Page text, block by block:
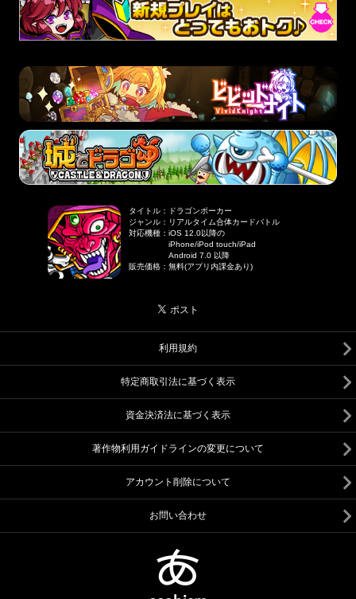
タイトル ：
ドラゴンポーカー
ジャンル ： リアルタイム合体カードバトル
対応機種 ：iOS 12.0以降の
iPhone/iPod touch/iPad
Android 7.0 以降
販売価格 ：無料(アプリ内課金あり)
利用規約
特定商取引法に基づく表示
資金決済法に基づく表示
著作物利用ガイドラインの変更について
アカウント削除について
お問い合わせ